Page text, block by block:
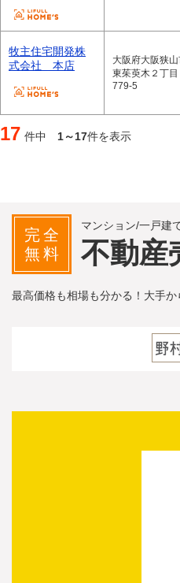
牧主住宅開発株
式会社 本店
大阪府大阪狭
東茱萸木２丁目
779-5
17 件中 1～17件を表示
完全
無料
マンション/一戸建
不動産
最高価格も相場も分かる！大手か